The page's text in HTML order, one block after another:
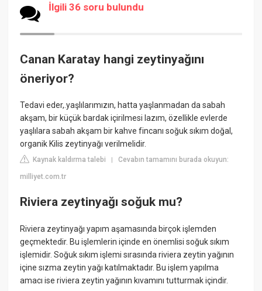
İlgili 36 soru bulundu
Canan Karatay hangi zeytinyağını
öneriyor?
Tedavi eder,.yaşlılarımızın, hatta yaşlanmadan da sabah
akşam, bir küçük bardak içirilmesi lazım, özellikle evlerde
yaşlılara sabah akşam bir kahve fincanı soğuk sıkım doğal,
organik Kilis zeytinyağı verilmelidir.
Kaynak kaldırma talebi |Cevabın tamamını burada okuyun:
milliyet.com.tr
Riviera zeytinyağı soğuk mu?
Riviera zeytinyağı yapım aşamasında birçok işlemden
geçmektedir. Bu işlemlerin içinde en önemlisi soğuk sıkım
işlemidir. Soğuk sıkım işlemi sırasında riviera zeytin yağının
içine sızma zeytin yağı katılmaktadır. Bu işlem yapılma
amacı ise riviera zeytin yağının kıvamını tutturmak içindir.